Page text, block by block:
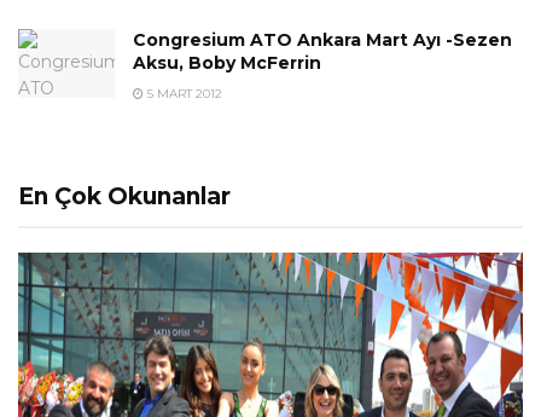
Congresium ATO Ankara Mart Ayı -Sezen
Aksu, Boby McFerrin
5 MART 2012
En Çok Okunanlar